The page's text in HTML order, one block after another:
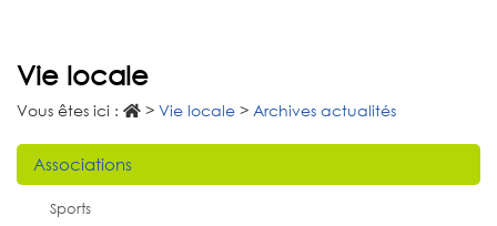
Vie locale
Vous êtes ici : > Vie locale > Archives actualités
Associations
Sports